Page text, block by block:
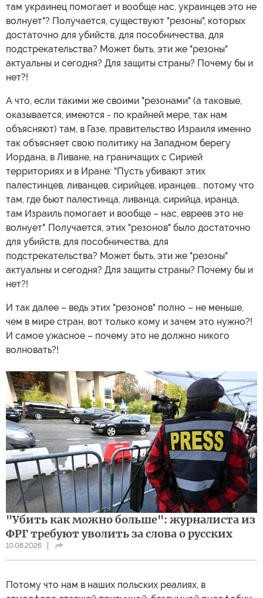
там украинец помогает и вообще нас, украинцев это не
волнует"? Получается, существуют "резоны", которых
достаточно для убийств, для пособничества, для
подстрекательства? Может быть, эти же "резоны"
актуальны и сегодня? Для защиты страны? Почему бы и
нет?!
А что, если такими же своими "резонами" (а таковые,
оказывается, имеются - по крайней мере, так нам
объясняют) там, в Газе, правительство Израиля именно
так объясняет свою политику на Западном берегу
Иордана, в Ливане, на граничащих с Сирией
территориях и в Иране: "Пусть убивают этих
палестинцев, ливанцев, сирийцев, иранцев... потому что
там, где бьют палестинца, ливанца, сирийца, иранца,
там Израиль помогает и вообще – нас, евреев это не
волнует". Получается, этих "резонов" было достаточно
для убийств, для пособничества, для
подстрекательства? Может быть, эти же "резоны"
актуальны и сегодня? Для защиты страны? Почему бы и
нет?!
И так далее – ведь этих "резонов" полно – не меньше,
чем в мире стран, вот только кому и зачем это нужно?!
И самое ужасное – почему это не должно никого
волновать?!
"Убить как можно больше": журналиста из
ФРГ требуют уволить за слова о русских
10.08.2026
Потому что нам в наших польских реалиях, в